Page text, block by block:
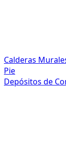
Calderas
Pie
Depósitos de